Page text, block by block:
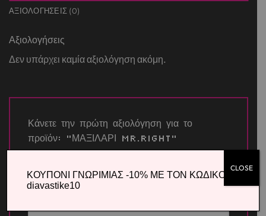
ΑΞΙΟΛΟΓΉΣΕΙΣ (0)
Αξιολογήσεις
Δεν υπάρχει καμία αξιολόγηση ακόμη.
Κάνετε την πρώτη αξιολόγηση για το
προϊόν: “ΜΑΞΙΛΑΡΙ MR.RIGHT”
ΚΟΥΠΟΝΙ ΓΝΩΡΙΜΙΑΣ -10% ΜΕ ΤΟΝ ΚΩΔΙΚΟ
diavastike10
CLOSE